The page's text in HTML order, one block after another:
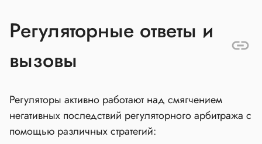
Регуляторные ответы и
вызовы
Регуляторы активно работают над смягчением
негативных последствий регуляторного арбитража с
помощью различных стратегий: